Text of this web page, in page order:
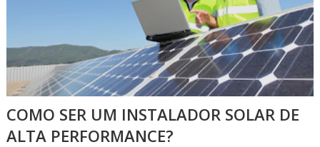
COMO SER UM INSTALADOR SOLAR DE
ALTA PERFORMANCE?